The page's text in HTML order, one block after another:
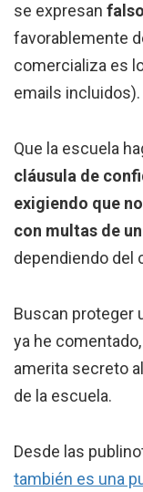
se expresan
favorablemente
comercializa es
emails incluidos).
Que la escuela
cláusula de
exigiendo que
con multas de
dependiendo del
Buscan proteger
ya he
amerita secreto
de la escuela.
Desde las
también es una